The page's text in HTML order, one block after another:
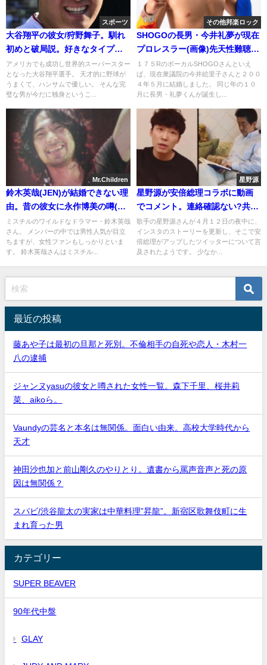
スポーツ
大谷翔平の彼女/狩野舞子。馴れ
初めと破局説。好きなタイプと
結婚年齢
アメリカでも成功し世界的スーパースター
となった大谷翔平選手。 天才的に野球が
うまくて、ハンサムで優しい。 そんな完
璧な男が今だに独身というこ...
その他邦楽ロック
SHOGOの長男・今井礼夢が現在
プロレスラー(画像)先天性難聴の
障害は?
１７５RのボーカルSHOGOさんといえ
ば、現在衆議院の今井絵里子さんと２００
４年５月に結婚しました。 同じ年の１０
月に長男・礼夢くんが誕生し...
Mr.Children
鈴木英哉(JEN)が結婚できない理
由。昔の彼女に永作博美の噂(目
撃)
ミスチルのワイルドなドラマー・鈴木英哉
さん。 メンバーの中では男性人気が目立
ちますが、女性ファンもしっかりといま
す。 鈴木英哉さんはミスチル...
星野源
星野源が安倍総理コラボに動画
でコメント。連絡確認ない?共演
の可能性
歌手の星野源さんが４月１２日の夜中に、
インスタのストーリーを更新し、そこで安
倍総理がアップしたツイッターについて言
及されたようです。 少なか...
最近の投稿
藤あや子は最初の旦那と死別。不倫相手の自死や恋人・木村一
八の逮捕
ジャンヌyasuの彼女と噂された女性一覧。森下千里、桜井莉
菜、aikoら。
Vaundyの芸名と本名は無関係。面白い由来。高校大学時代から
天才
神田沙也加と前山剛久のやりとり。遺書から罵声音声と死の原
因は無関係？
スパビ/渋谷龍太の実家は中華料理”昇龍”。新宿区歌舞伎町に生
まれ育った男
カテゴリー
SUPER BEAVER
90年代中盤
GLAY